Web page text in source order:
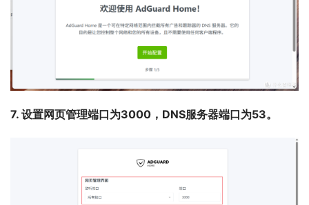
7. 设置网页管理端口为3000，DNS服务器端口为53。